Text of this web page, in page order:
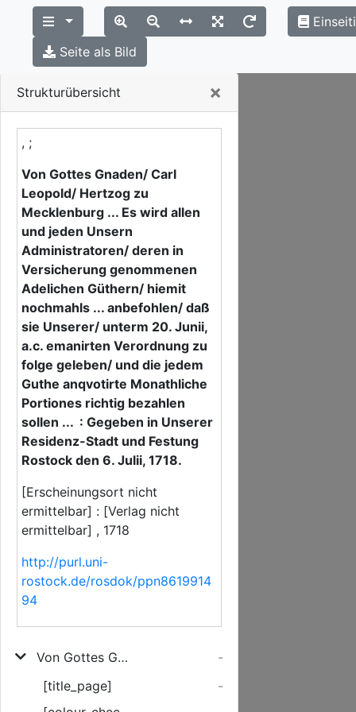
Strukturübersicht ×
, ;
Von Gottes Gnaden/ Carl
Leopold/ Hertzog zu
Mecklenburg ... Es wird allen
und jeden Unsern
Administratoren/ deren in
Versicherung genommenen
Adelichen Güthern/ hiemit
nochmahls ... anbefohlen/ daß
sie Unserer/ unterm 20. Junii,
a.c. emanirten Verordnung zu
folge geleben/ und die jedem
Guthe anqvotirte Monathliche
Portiones richtig bezahlen
sollen ... : Gegeben in Unserer
Residenz-Stadt und Festung
Rostock den 6. Julii, 1718.
[Erscheinungsort nicht
ermittelbar] : [Verlag nicht
ermittelbar] , 1718
http://purl.uni-
rostock.de/rosdok/ppn8619914
94
Von Gottes Gnaden/ Carl Leopold/ Hertzog zu Mecklenburg ... Es wird allen und jeden Unsern Administratoren/ deren in Versicherung genommenen Adelichen Güthern/ hiemit nochmahls ... anbefohlen/ daß sie Unserer/ unterm 20. Junii, a.c. emanirten Verordnung zu folge geleben/ und die jedem Guthe anqvotirte Monathliche Portiones richtig bezahlen sollen ...
-
[title_page]
-
Seite als Bild